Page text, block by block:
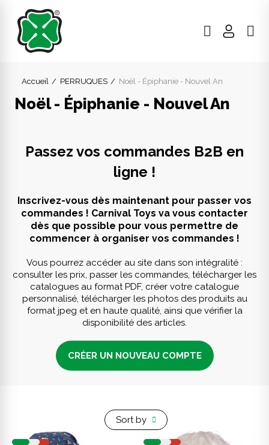
Noël - Épiphanie - Nouvel An
Accueil PERRUQUES Noël - Épiphanie - Nouvel An
Passez vos commandes B2B en
ligne !
Inscrivez-vous dès maintenant pour passer vos
commandes ! Carnival Toys va vous contacter
dès que possible pour vous permettre de
commencer à organiser vos commandes !
Vous pourrez accéder au site dans son intégralité :
consulter les prix, passer les commandes, télécharger les
catalogues au format PDF, créer votre catalogue
personnalisé, télécharger les photos des produits au
format jpeg et en haute qualité, ainsi que vérifier la
disponibilité des articles.
CRÉER UN NOUVEAU COMPTE
Sort by